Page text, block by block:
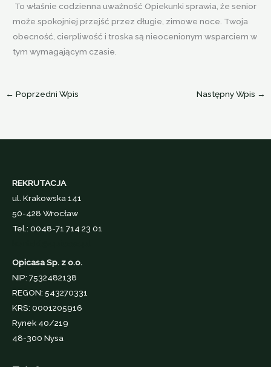
To właśnie codzienna uważność Opiekunki sprawia, że senior
może spokojniej przejść przez długie, zimowe noce. Twoja
obecność, cierpliwość i troska są nieocenionym wsparciem w
tym wymagającym czasie.
← Poprzedni Wpis Następny Wpis →
REKRUTACJA
ul. Krakowska 141
50-428 Wrocław
Tel.: 0048-71 714 23 01
Opicasa Sp. z o.o.
NIP: 7532482138
REGON: 543270331
KRS: 0001205916
Rynek 40/219
48-300 Nysa